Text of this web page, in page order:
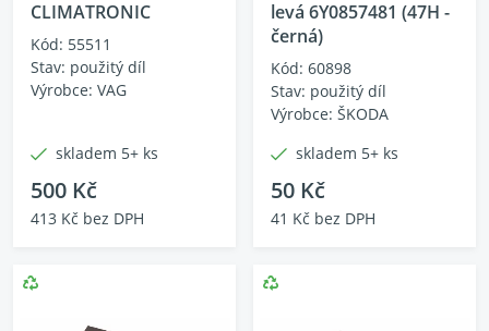
CLIMATRONIC
Kód: 55511
Stav: použitý díl
Výrobce: VAG
skladem 5+ ks
500 Kč
413 Kč bez DPH
levá 6Y0857481 (47H -
černá)
Kód: 60898
Stav: použitý díl
Výrobce: ŠKODA
skladem 5+ ks
50 Kč
41 Kč bez DPH